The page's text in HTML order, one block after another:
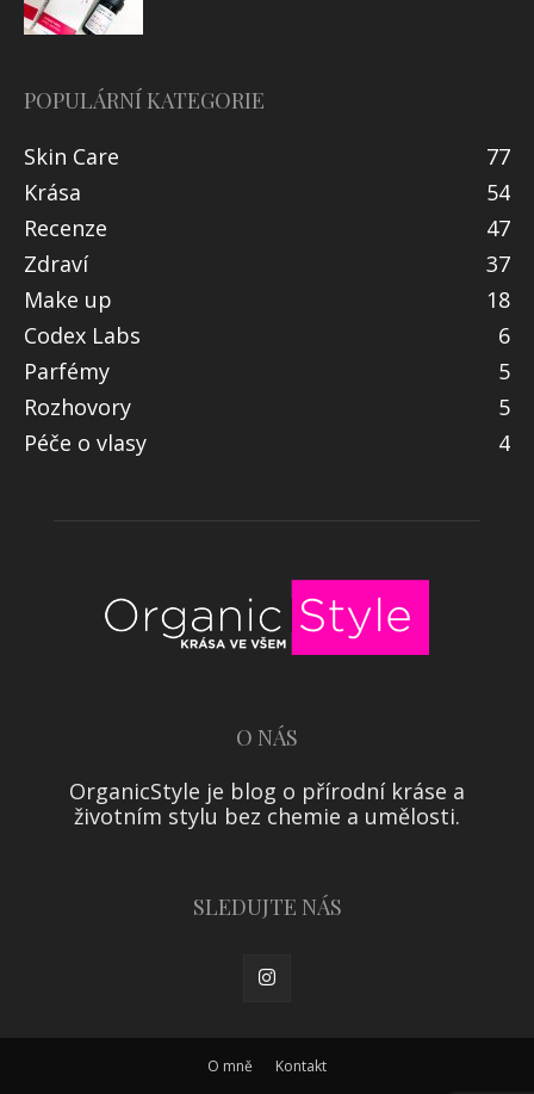
POPULÁRNÍ KATEGORIE
Skin Care
77
Krása
54
Recenze
47
Zdraví
37
Make up
18
Codex Labs
6
Parfémy
5
Rozhovory
5
Péče o vlasy
4
O NÁS
OrganicStyle je blog o přírodní kráse a
životním stylu bez chemie a umělosti.
SLEDUJTE NÁS
O mně Kontakt